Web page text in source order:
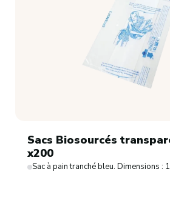
Sacs Biosourcés
x200
Sac à pain tranché bleu. Dimensions :